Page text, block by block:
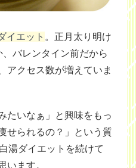
イエット 。正月太り明け
、バレンタイン前だから
アクセス数が増えていま
たいなぁ」と興味をもっ
せられるの？」という質
湯ダイエットを続けて
います。